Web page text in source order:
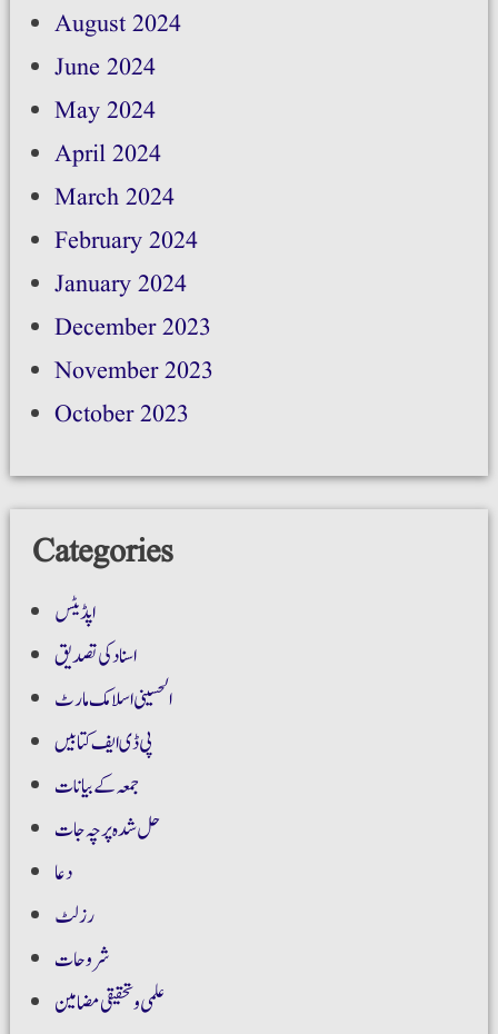
August 2024
June 2024
May 2024
April 2024
March 2024
February 2024
January 2024
December 2023
November 2023
October 2023
Categories
اپڈیٹس
اسناد کی تصدیق
الحسینی اسلامک مارٹ
پی ڈی ایف کتابیں
جمعہ کے بیانات
حل شدہ پرچہ جات
دعا
رزلٹ
شروحات
علمی و تحقیقی مضامین